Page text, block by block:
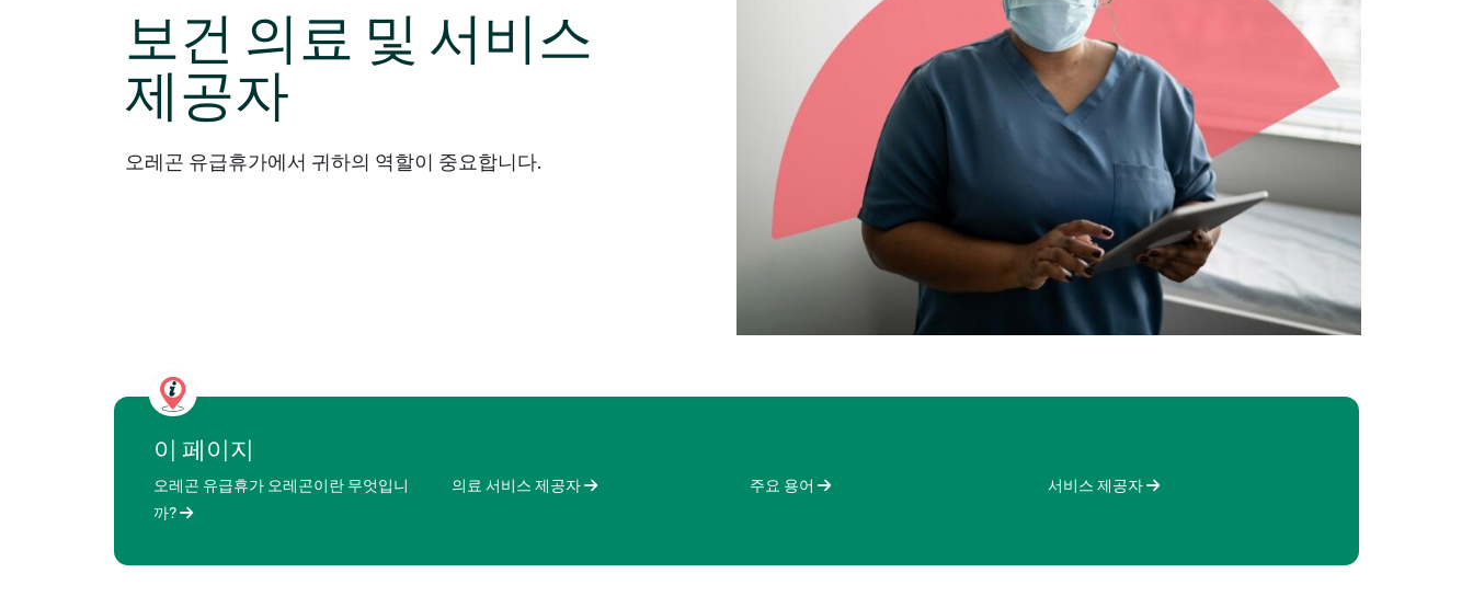
보건 의료 및 서비스
제공자
오레곤 유급휴가에서 귀하의 역할이 중요합니다.
이 페이지
오레곤 유급휴가 오레곤이란 무엇입니
까?
의료 서비스 제공자 주요 용어 서비스 제공자